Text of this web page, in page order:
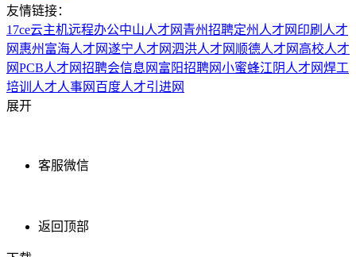
友情链接：
17ce云主机远程办公中山人才网 青州招聘定州人才网 印刷人才
网 惠州富海人才网遂宁人才网泗洪人才网 顺德人才网 高校人才
网PCB人才网招聘会信息网 富阳招聘网小蜜蜂江阴人才网焊工
培训 人才人事网 百度人才引进网
展开
客服微信
返回顶部